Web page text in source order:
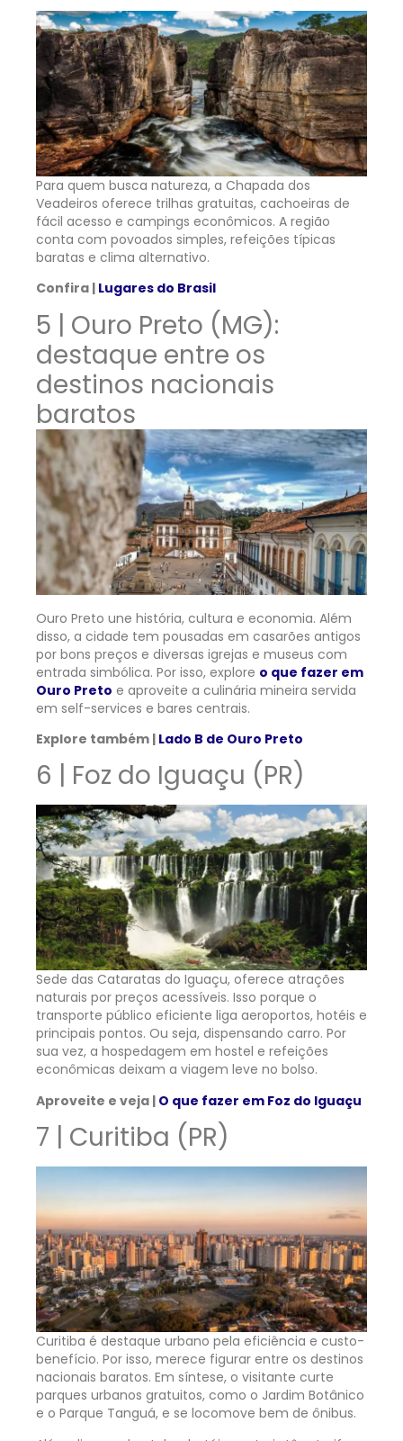
Para quem busca natureza, a Chapada dos
Veadeiros oferece trilhas gratuitas, cachoeiras de
fácil acesso e campings econômicos. A região
conta com povoados simples, refeições típicas
baratas e clima alternativo.
Confira | Lugares do Brasil
5 | Ouro Preto (MG):
destaque entre os
destinos nacionais
baratos
Ouro Preto une história, cultura e economia. Além
disso, a cidade tem pousadas em casarões antigos
por bons preços e diversas igrejas e museus com
entrada simbólica. Por isso, explore o que fazer em
Ouro Preto e aproveite a culinária mineira servida
em self-services e bares centrais.
Explore também | Lado B de Ouro Preto
6 | Foz do Iguaçu (PR)
Sede das Cataratas do Iguaçu, oferece atrações
naturais por preços acessíveis. Isso porque o
transporte público eficiente liga aeroportos, hotéis e
principais pontos. Ou seja, dispensando carro. Por
sua vez, a hospedagem em hostel e refeições
econômicas deixam a viagem leve no bolso.
Aproveite e veja | O que fazer em Foz do Iguaçu
7 | Curitiba (PR)
Curitiba é destaque urbano pela eficiência e custo-
benefício. Por isso, merece figurar entre os destinos
nacionais baratos. Em síntese, o visitante curte
parques urbanos gratuitos, como o Jardim Botânico
e o Parque Tanguá, e se locomove bem de ônibus.